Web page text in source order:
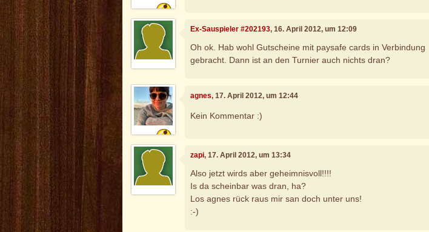
Ex-Sauspieler #202193, 16. April 2012, um 12:09
Oh ok. Hab wohl Gutscheine mit paysafe cards in Verbindung
gebracht. Dann ist an den Turnier auch nichts dran?
agnes, 17. April 2012, um 12:44
Kein Kommentar :)
zapi, 17. April 2012, um 13:34
Also jetzt wirds aber geheimnisvoll!!!!
Is da scheinbar was dran, ha?
Los agnes rück raus mir san doch unter uns!
:-)